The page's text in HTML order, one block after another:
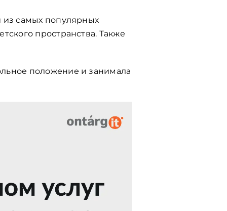
из самых популярных
пространства. Также
положение и занимала